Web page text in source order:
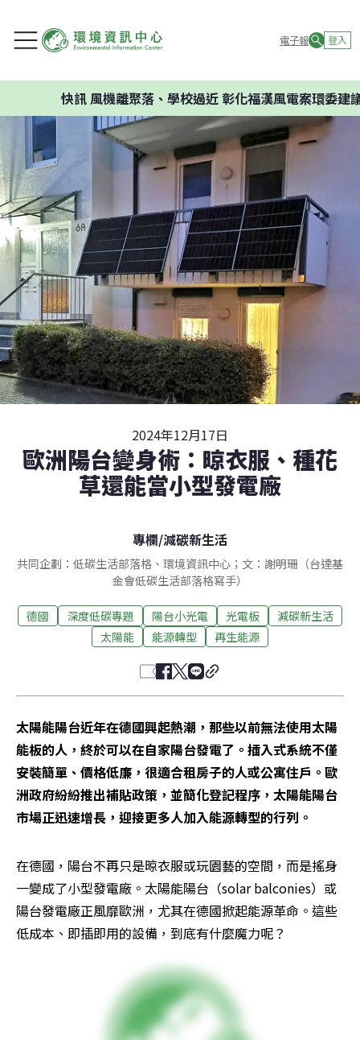
電子報 登入
風機離聚落、學校過近 彰化福漢風電案環委建議不應
2024年12月17日
歐洲陽台變身術：晾衣服、種花
草還能當小型發電廠
專欄/減碳新生活
共同企劃：低碳生活部落格、環境資訊中心；文：謝明珊（台達基
金會低碳生活部落格寫手）
德國 深度低碳專題 陽台小光電 光電板
減碳新生活
太陽能
能源轉型 再生能源
太陽能陽台近年在德國興起熱潮，那些以前無法使用太陽
能板的人，終於可以在自家陽台發電了。插入式系統不僅
安裝簡單、價格低廉，很適合租房子的人或公寓住戶。歐
洲政府紛紛推出補貼政策，並簡化登記程序，太陽能陽台
市場正迅速增長，迎接更多人加入能源轉型的行列。
在德國，陽台不再只是晾衣服或玩園藝的空間，而是搖身
一變成了小型發電廠。太陽能陽台（solar balconies）或
陽台發電廠正風靡歐洲，尤其在德國掀起能源革命。這些
低成本、即插即用的設備，到底有什麼魔力呢？